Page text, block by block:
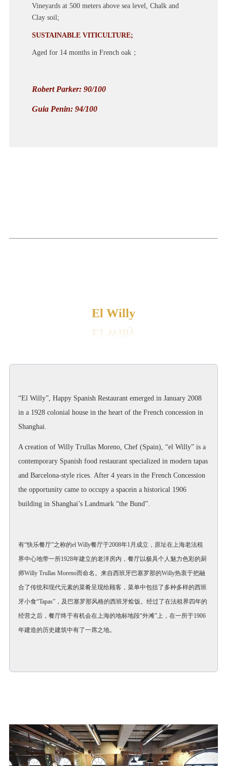
Vineyards at 500 meters above sea level, Chalk and
Clay soil;
SUSTAINABLE VITICULTURE;
Aged for 14 months in French oak；
Robert Parker: 90/100
Guia Penin: 94/100
El Willy
“El Willy”, Happy Spanish Restaurant emerged in January 2008
in a 1928 colonial house in the heart of the French concession in
Shanghai.
A creation of Willy Trullas Moreno, Chef (Spain), “el Willy” is a
contemporary Spanish food restaurant specialized in modern tapas
and Barcelona-style rices. After 4 years in the French Concession
the opportunity came to occupy a spacein a historical 1906
building in Shanghai’s Landmark “the Bund”.
有“快乐餐厅”之称的el Willy餐厅于2008年1月成立，原址在上海老法租
界中心地带一所1928年建立的老洋房内，餐厅以极具个人魅力色彩的厨
师Willy Trullas Moreno而命名。来自西班牙巴塞罗那的Willy热衷于把融
合了传统和现代元素的菜肴呈现给顾客，菜单中包括了多种多样的西班
牙小食“Tapas”，及巴塞罗那风格的西班牙烩饭。经过了在法租界四年的
经营之后，餐厅终于有机会在上海的地标地段“外滩”上，在一所于1906
年建造的历史建筑中有了一席之地。